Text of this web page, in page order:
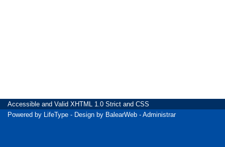
Accessible and Valid XHTML 1.0 Strict and CSS
Powered by LifeType - Design by BalearWeb - Administrar